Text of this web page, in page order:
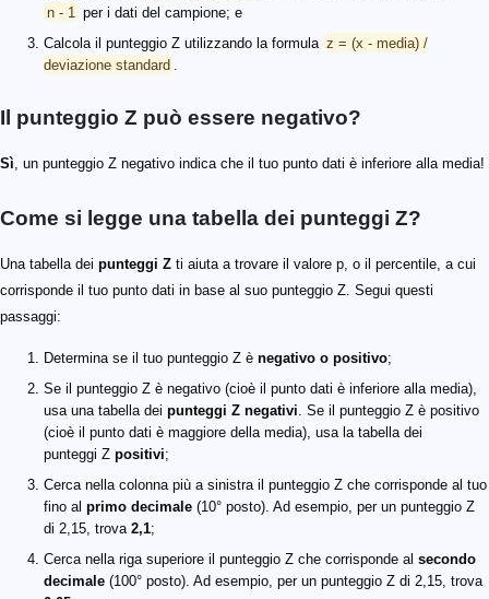
n - 1 per i dati del campione; e
Calcola il punteggio Z utilizzando la formula z = (x - media) /
deviazione standard
Il punteggio Z può essere negativo?
Sì , un punteggio Z negativo indica che il tuo punto dati è inferiore alla media!
Come si legge una tabella dei punteggi Z?
Una tabella dei punteggi Z ti aiuta a trovare il valore p, o il percentile, a cui
corrisponde il tuo punto dati in base al suo punteggio Z. Segui questi
passaggi:
Determina se il tuo punteggio Z è negativo o positivo;
Se il punteggio Z è negativo (cioè il punto dati è inferiore alla media),
usa una tabella dei punteggi Z negativi . Se il punteggio Z è positivo
(cioè il punto dati è maggiore della media), usa la tabella dei
punteggi Z positivi;
Cerca nella colonna più a sinistra il punteggio Z che corrisponde al tuo
fino al primo decimale (10° posto). Ad esempio, per un punteggio Z
di 2,15, trova 2,1;
Cerca nella riga superiore il punteggio Z che corrisponde al secondo
decimale (100° posto). Ad esempio, per un punteggio Z di 2,15, trova